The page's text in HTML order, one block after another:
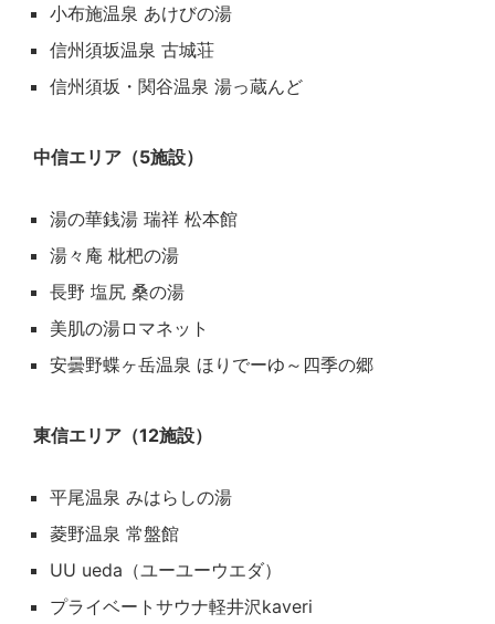
小布施温泉 あけびの湯
信州須坂温泉 古城荘
信州須坂・関谷温泉 湯っ蔵んど
中信エリア（5施設）
湯の華銭湯 瑞祥 松本館
湯々庵 枇杷の湯
長野 塩尻 桑の湯
美肌の湯ロマネット
安曇野蝶ヶ岳温泉 ほりでーゆ～四季の郷
東信エリア（12施設）
平尾温泉 みはらしの湯
菱野温泉 常盤館
UU ueda（ユーユーウエダ）
プライベートサウナ軽井沢kaveri